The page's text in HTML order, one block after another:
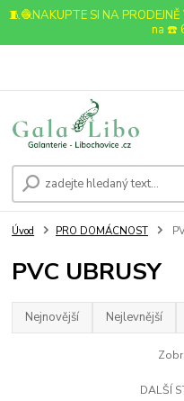
🧵🧶NAKUPTE SI NA
na ☎️
Úvod PRO DOMÁCNOST
PVC UBRUSY
Nejnovější Nejlevnější
DALŠÍ